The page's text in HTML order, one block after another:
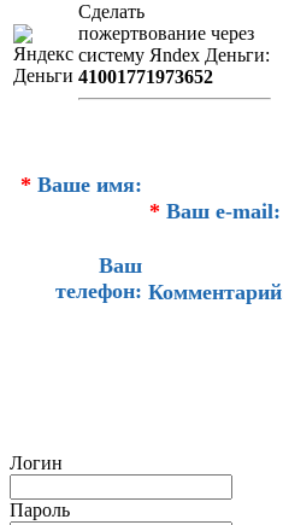
Сделать
пожертвование через
систeму Яndex Деньги:
41001771973652
* Ваше имя:
* Ваш e-mail:
Ваш
телефон:
Логин
Пароль